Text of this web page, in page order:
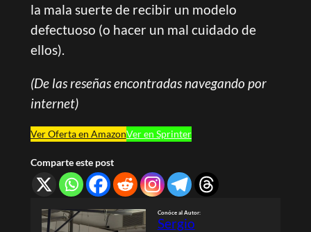
la mala suerte de recibir un modelo
defectuoso (o hacer un mal cuidado de
ellos).
(De las reseñas encontradas navegando por
internet)
Ver Oferta en AmazonVer en Sprinter
Comparte este post
Conóce al Autor:
Sergio